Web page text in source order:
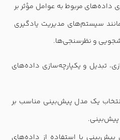
داده‌های مربوط به عوامل مؤثر بر
سیستم‌های مدیریت یادگیری
تبدیل و یکپارچه‌سازی داده‌های
یک مدل پیش‌بینی مناسب بر
با استفاده از داده‌های